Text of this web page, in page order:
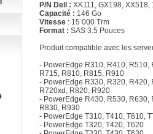
P/N Dell : XK111, GX198, XX518,
Capacité : 146 Go
Vitesse : 15 000 Trm
Format : SAS 3.5 Pouces
Produit compatible avec les
- PowerEdge R310, R410, R510,
R715, R810, R815, R910
- PowerEdge R330, R320, R420,
R720xd, R820, R920
- PowerEdge R430, R530, R630,
R830, R930
- PowerEdge T310, T410, T610,
- PowerEdge T320, T420, T620